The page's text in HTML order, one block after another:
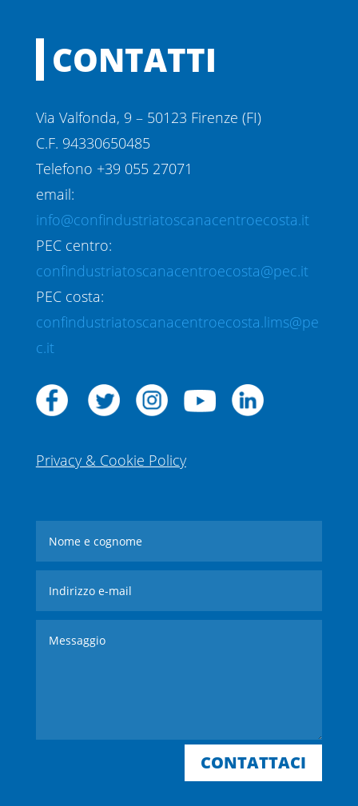
CONTATTI
Via Valfonda, 9 – 50123 Firenze (FI)
C.F. 94330650485
Telefono +39 055 27071
email:
info@confindustriatoscanacentroecosta.it
PEC centro:
confindustriatoscanacentroecosta@pec.it
PEC costa:
confindustriatoscanacentroecosta.lims@pe
c.it
Privacy & Cookie Policy
CONTATTACI